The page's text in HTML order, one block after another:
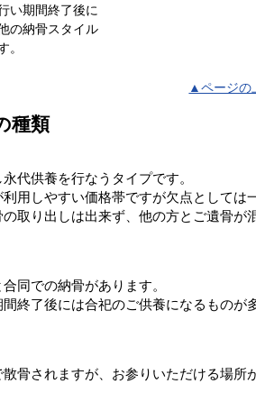
い期間終了後に
の納骨スタイル
。
▲ページの
種類
代供養を行なうタイプです。
用しやすい価格帯ですが欠点としては
取り出しは出来ず、他の方とご遺骨が
同での納骨があります。
終了後には合祀のご供養になるものが
骨されますが、お参りいただける場所